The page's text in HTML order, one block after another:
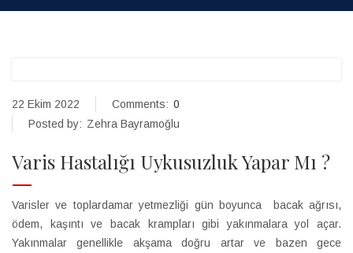
22 Ekim 2022 Comments: 0
Posted by: Zehra Bayramoğlu
Varis Hastalığı Uykusuzluk Yapar Mı ?
Varisler ve toplardamar yetmezliği gün boyunca bacak ağrısı,
ödem, kaşıntı ve bacak krampları gibi yakınmalara yol açar.
Yakınmalar genellikle akşama doğru artar ve bazen gece